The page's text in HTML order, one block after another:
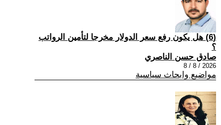
(6) هل يكون رفع سعر الدولار مخرجا لتأمين الرواتب
؟
صادق حسن الناصري
2026 / 8 / 8
مواضيع وابحاث سياسية